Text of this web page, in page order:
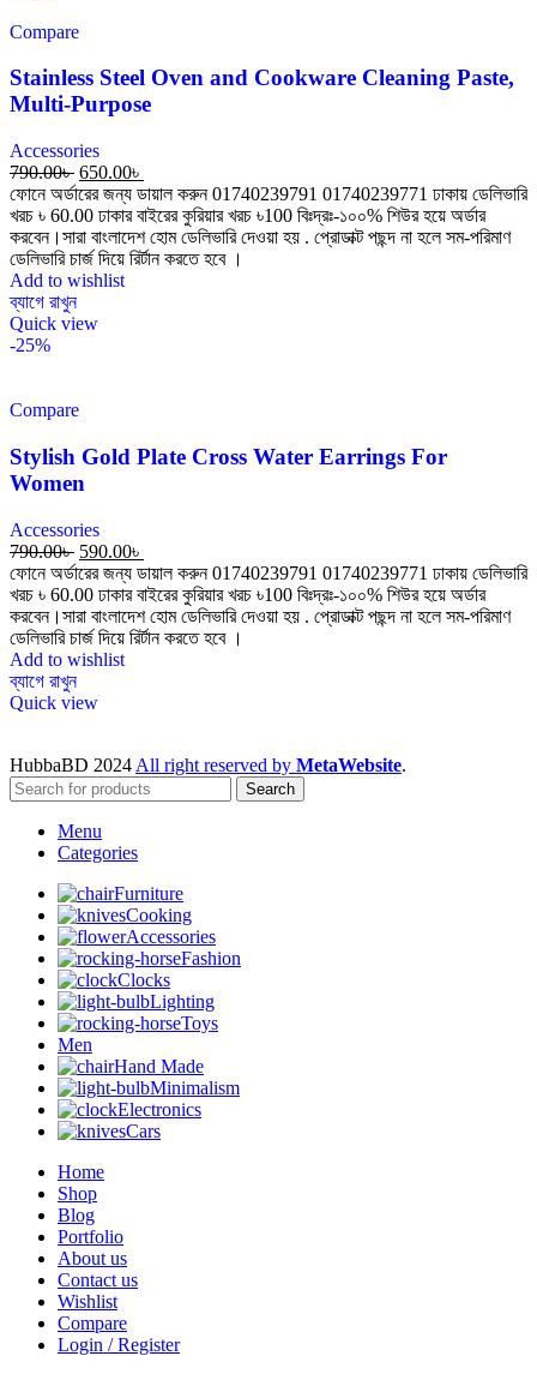
Compare
Stainless Steel Oven and Cookware Cleaning Paste,
Multi-Purpose
Accessories
790.00৳ 650.00৳
ফোনে অর্ডারের জন্য ডায়াল করুন 01740239791 01740239771 ঢাকায় ডেলিভারি
খরচ ৳ 60.00 ঢাকার বাইরের কুরিয়ার খরচ ৳100 বিঃদ্রঃ-১০০% শিউর হয়ে অর্ডার
করবেন।সারা বাংলাদেশ হোম ডেলিভারি দেওয়া হয় . প্রোডাক্ট পছন্দ না হলে সম-পরিমাণ
ডেলিভারি চার্জ দিয়ে রির্টান করতে হবে ।
Add to wishlist
ব্যাগে রাখুন
Quick view
-25%
Compare
Stylish Gold Plate Cross Water Earrings For
Women
Accessories
790.00৳ 590.00৳
ফোনে অর্ডারের জন্য ডায়াল করুন 01740239791 01740239771 ঢাকায় ডেলিভারি
খরচ ৳ 60.00 ঢাকার বাইরের কুরিয়ার খরচ ৳100 বিঃদ্রঃ-১০০% শিউর হয়ে অর্ডার
করবেন।সারা বাংলাদেশ হোম ডেলিভারি দেওয়া হয় . প্রোডাক্ট পছন্দ না হলে সম-পরিমাণ
ডেলিভারি চার্জ দিয়ে রির্টান করতে হবে ।
Add to wishlist
ব্যাগে রাখুন
Quick view
HubbaBD 2024 All right reserved by MetaWebsite.
Search
Menu
Categories
Furniture
Cooking
Accessories
Fashion
Clocks
Lighting
Toys
Men
Hand Made
Minimalism
Electronics
Cars
Home
Shop
Blog
Portfolio
About us
Contact us
Wishlist
Compare
Login / Register